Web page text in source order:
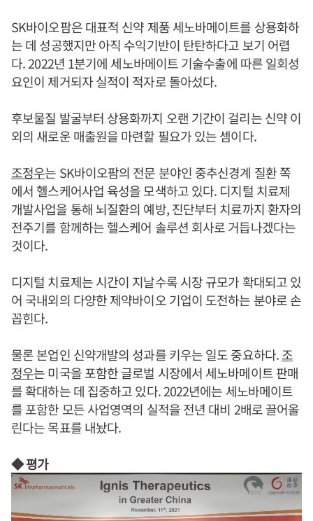
SK바이오팜은 대표적 신약 제품 세노바메이트를 상용화하
는 데 성공했지만 아직 수익기반이 탄탄하다고 보기 어렵
다. 2022년 1분기에 세노바메이트 기술수출에 따른 일회성
요인이 제거되자 실적이 적자로 돌아섰다.
후보물질 발굴부터 상용화까지 오랜 기간이 걸리는 신약 이
외의 새로운 매출원을 마련할 필요가 있는 셈이다.
조정우는 SK바이오팜의 전문 분야인 중추신경계 질환 쪽
에서 헬스케어사업 육성을 모색하고 있다. 디지털 치료제
개발사업을 통해 뇌질환의 예방, 진단부터 치료까지 환자의
전주기를 함께하는 헬스케어 솔루션 회사로 거듭나겠다는
것이다.
디지털 치료제는 시간이 지날수록 시장 규모가 확대되고 있
어 국내외의 다양한 제약바이오 기업이 도전하는 분야로 손
꼽힌다.
물론 본업인 신약개발의 성과를 키우는 일도 중요하다.조
정우는 미국을 포함한 글로벌 시장에서 세노바메이트 판매
를 확대하는 데 집중하고 있다. 2022년에는 세노바메이트
를 포함한 모든 사업영역의 실적을 전년 대비 2배로 끌어올
린다는 목표를 내놨다.
◆ 평가